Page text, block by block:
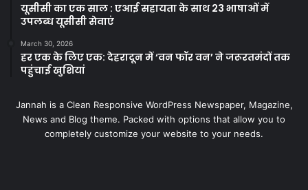
यूसीसी का एक साल : एआई सहायता के साथ 23 भाषाओं में
उपलब्ध यूसीसी सेवाएं
March 30, 2026
हर एक के लिए एक: देहरादून में ‘वन फॉर वन’ ने जरूरतमंदों तक
पहुंचाई खुशियां
Jannah is a Clean Responsive WordPress Newspaper, Magazine,
News and Blog theme. Packed with options that allow you to
completely customize your website to your needs.